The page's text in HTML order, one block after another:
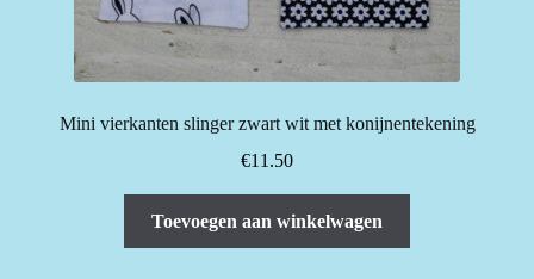
Mini vierkanten slinger zwart wit met konijnentekening
€11.50
Toevoegen aan winkelwagen